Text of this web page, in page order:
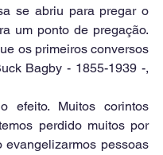
se abriu para pregar o
um ponto de pregação.
os primeiros conversos
Bagby - 1855-1939 -,
efeito. Muitos corintos
perdido muitos por
evangelizarmos pessoas